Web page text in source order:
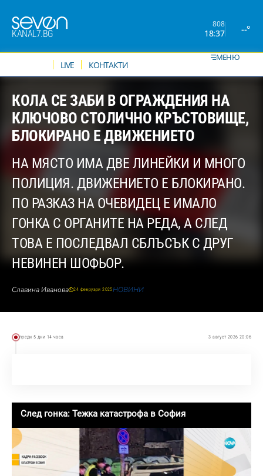
KANAL7.BG
808
18:37 --°
LIVE КОНТАКТИ
МЕНЮ
КОЛА СЕ ЗАБИ В ОГРАЖДЕНИЯ НА
КЛЮЧОВО СТОЛИЧНО КРЪСТОВИЩЕ,
БЛОКИРАНО Е ДВИЖЕНИЕТО
НА МЯСТО ИМА ДВЕ ЛИНЕЙКИ И МНОГО
ПОЛИЦИЯ. ДВИЖЕНИЕТО Е БЛОКИРАНО.
ПО РАЗКАЗ НА ОЧЕВИДЕЦ Е ИМАЛО
ГОНКА С ОРГАНИТЕ НА РЕДА, А СЛЕД
ТОВА Е ПОСЛЕДВАЛ СБЛЪСЪК С ДРУГ
НЕВИНЕН ШОФЬОР.
Славина Иванова 24 февруари 2025НОВИНИ
преди 5 дни 14 часа 3 август 2026 20:06